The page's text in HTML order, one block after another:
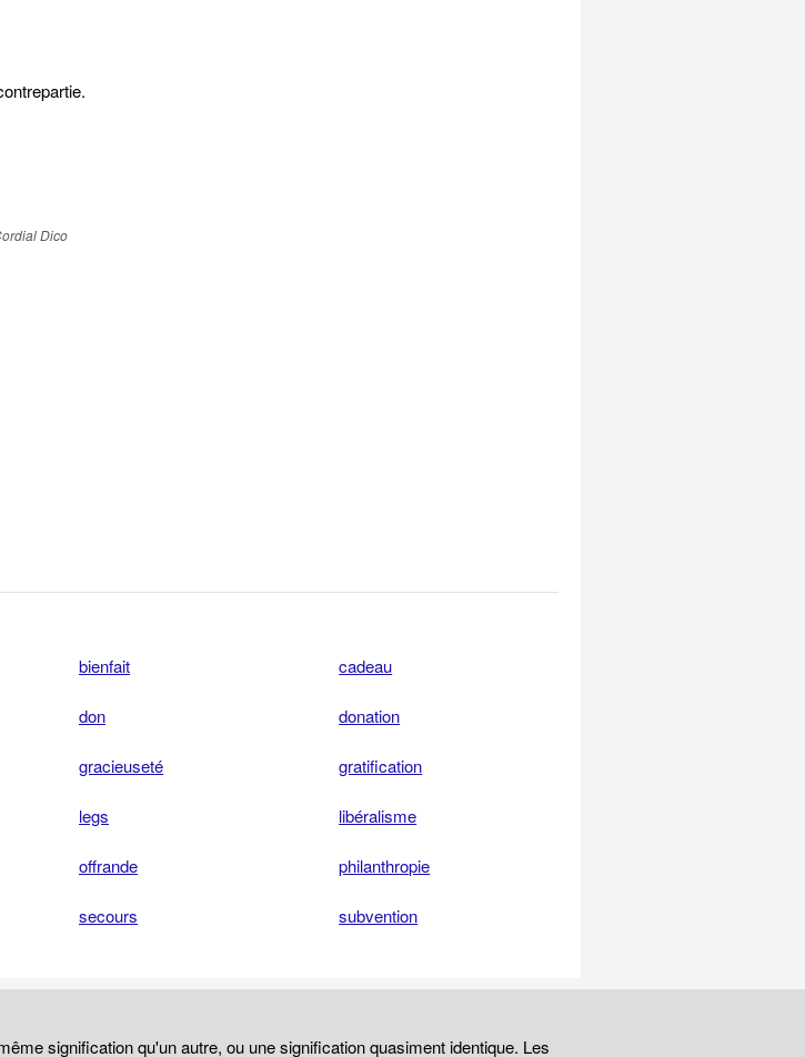
Dico
bienfait cadeau
don donation
gracieuseté gratification
legs libéralisme
offrande philanthropie
secours subvention
signification qu'un autre, ou une signification quasiment identique. Les